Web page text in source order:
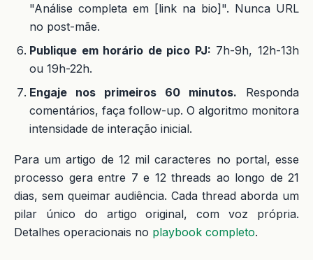
"Análise completa em [link na bio]". Nunca URL
no post-mãe.
Publique em horário de pico PJ: 7h-9h, 12h-13h
ou 19h-22h.
Engaje nos primeiros 60 minutos. Responda
comentários, faça follow-up. O algoritmo monitora
intensidade de interação inicial.
Para um artigo de 12 mil caracteres no portal, esse
processo gera entre 7 e 12 threads ao longo de 21
dias, sem queimar audiência. Cada thread aborda um
pilar único do artigo original, com voz própria.
Detalhes operacionais no playbook completo.